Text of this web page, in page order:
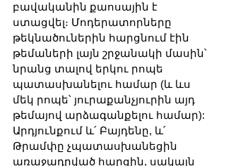
բավականին քաոսային է
ստացվել։ Մոդերատորները
թեկնածուներին հարցնում էին
թեմաների լայն շրջանակի մասին՝
նրանց տալով երկու րոպե
պատասխանելու համար (և ևս
մեկ րոպե՝ յուրաքանչյուրին այդ
թեմայով արձագանքելու համար):
Արդյունքում և՛ Բայդենը, և՛
Թրամփը չպատասխանեցին
առաջադրված հարցին, սակայն